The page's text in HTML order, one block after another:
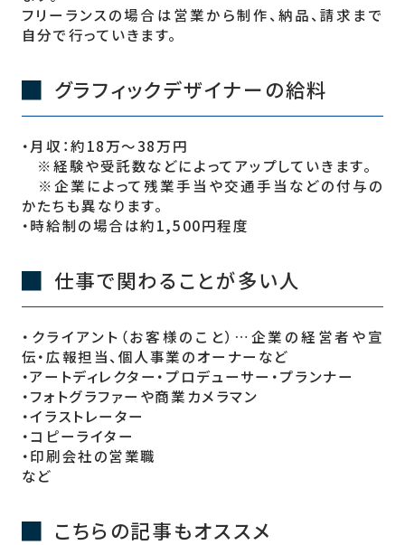
フリーランスの場合は営業から制作、納品、請求まで
自分で行っていきます。
グラフィックデザイナーの給料
・月収：約18万〜38万円
※経験や受託数などによってアップしていきます。
※企業によって残業手当や交通手当などの付与の
かたちも異なります。
・時給制の場合は約1,500円程度
仕事で関わることが多い人
・クライアント（お客様のこと）…企業の経営者や宣
伝・広報担当、個人事業のオーナーなど
・アートディレクター・プロデューサー・プランナー
・フォトグラファーや商業カメラマン
・イラストレーター
・コピーライター
・印刷会社の営業職
など
こちらの記事もオススメ